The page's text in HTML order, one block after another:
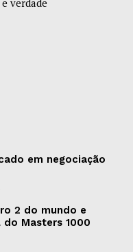
em negociação
2 do mundo e
Masters 1000